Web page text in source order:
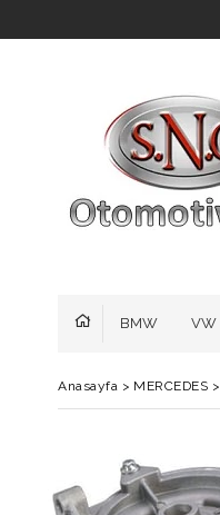
BMW VW
Anasayfa > MERCEDES >